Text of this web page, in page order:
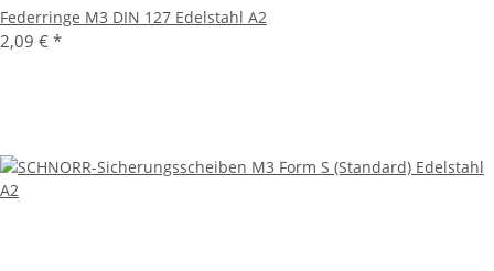
Federringe M3 DIN 127 Edelstahl A2
2,09 € *